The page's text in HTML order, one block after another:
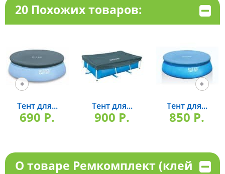
20 Похожих товаров:
Тент для...
690 P.
Тент для...
900 P.
Тент для...
850 P.
О товаре Ремкомплект (клей